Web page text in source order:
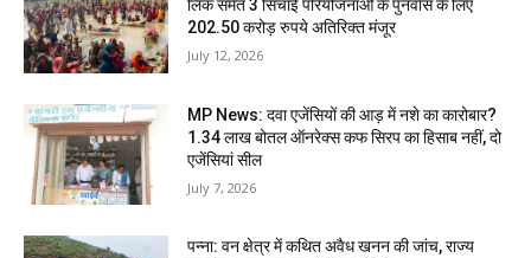
लिंक समेत 3 सिंचाई परियोजनाओं के पुनर्वास के लिए
202.50 करोड़ रुपये अतिरिक्त मंजूर
July 12, 2026
MP News: दवा एजेंसियों की आड़ में नशे का कारोबार?
1.34 लाख बोतल ऑनरेक्स कफ सिरप का हिसाब नहीं, दो
एजेंसियां सील
July 7, 2026
पन्ना: वन क्षेत्र में कथित अवैध खनन की जांच, राज्य